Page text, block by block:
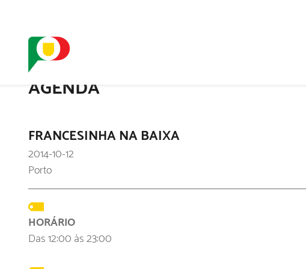
AGENDA
FRANCESINHA NA BAIXA
2014-10-12
Porto
HORÁRIO
Das 12:00 às 23:00